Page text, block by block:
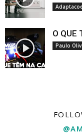
O QUE
Paulo